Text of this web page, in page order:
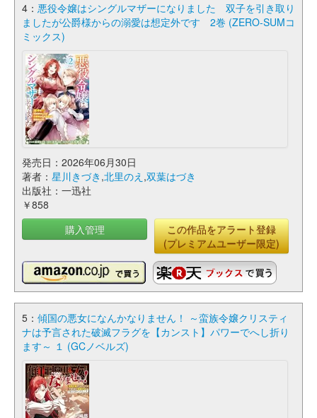
4： 悪役令嬢はシングルマザーになりました 双子を引き取り
ましたが公爵様からの溺愛は想定外です 2巻 (ZERO-SUMコ
ミックス)
発売日：2026年06月30日
著者： 星川きづき ,北里のえ ,双葉はづき
出版社：一迅社
￥858
購入管理
この作品をアラート登録
(プレミアムユーザー限定)
5： 傾国の悪女になんかなりません！ ～蛮族令嬢クリスティ
ナは予言された破滅フラグを【カンスト】パワーでへし折り
ます～ １ (GCノベルズ)